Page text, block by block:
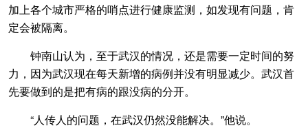
加上各个城市严格的哨点进行健康监测，如发现有问题，肯
定会被隔离。
钟南山认为，至于武汉的情况，还是需要一定时间的努
力，因为武汉现在每天新增的病例并没有明显减少。武汉首
先要做到的是把有病的跟没病的分开。
“人传人的问题，在武汉仍然没能解决。”他说。